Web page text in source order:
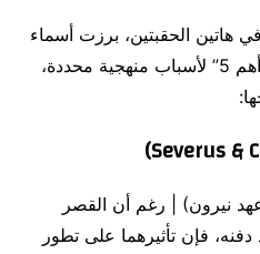
هاتين الحقبتين، برزت أسماء
لامعة تم استبعادها من قائمة “أهم 5” لأسباب منهجية محددة،
نيرون) | رغم أن القصر
فإن تأثيرهما على تطور